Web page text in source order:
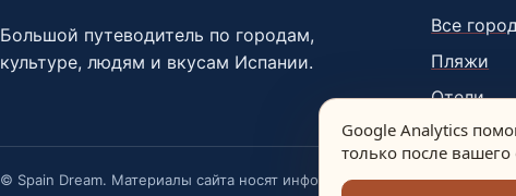
Большой путеводитель по городам,
культуре, людям и вкусам Испании.
Все
Пляжи
Отели
© Spain Dream. Материалы сайта носят информационный характер.
Google Analytics
только после вашего